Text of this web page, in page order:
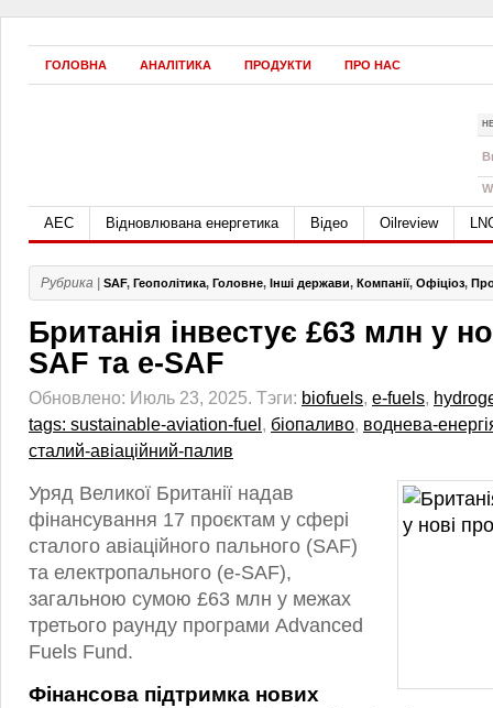
ГОЛОВНА АНАЛІТИКА ПРОДУКТИ ПРО НАС
АЕС Відновлювана енергетика Відео Oilreview
Рубрика | SAF, Геополітика, Головне, Інші держави, Компанії, Офіціоз,
Британія інвестує £63 млн у
SAF та e‑SAF
Обновлено: Июль 23, 2025. Тэги: biofuels, e‑fuels,
tags: sustainable‑aviation‑fuel, біопаливо,
сталий‑авіаційний‑палив
Уряд Великої Британії надав
фінансування 17 проєктам у сфері
сталого авіаційного пального (SAF)
та електропального (e‑SAF),
загальною сумою £63 млн у межах
третього раунду програми Advanced
Fuels Fund.
Фінансова підтримка нових